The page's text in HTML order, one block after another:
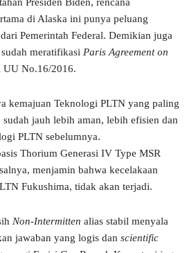
di Alaska ini punya peluang
Pemerintah Federal. Demikian juga
meratifikasi Paris Agreement on
UU No.16/2016.
kemajuan Teknologi PLTN yang paling
jauh lebih aman, lebih efisien dan
PLTN sebelumnya.
Thorium Generasi IV Type MSR
menjamin bahwa kecelakaan
Fukushima, tidak akan terjadi.
Non-Intermitten alias stabil menyala
jawaban yang logis dan scientific